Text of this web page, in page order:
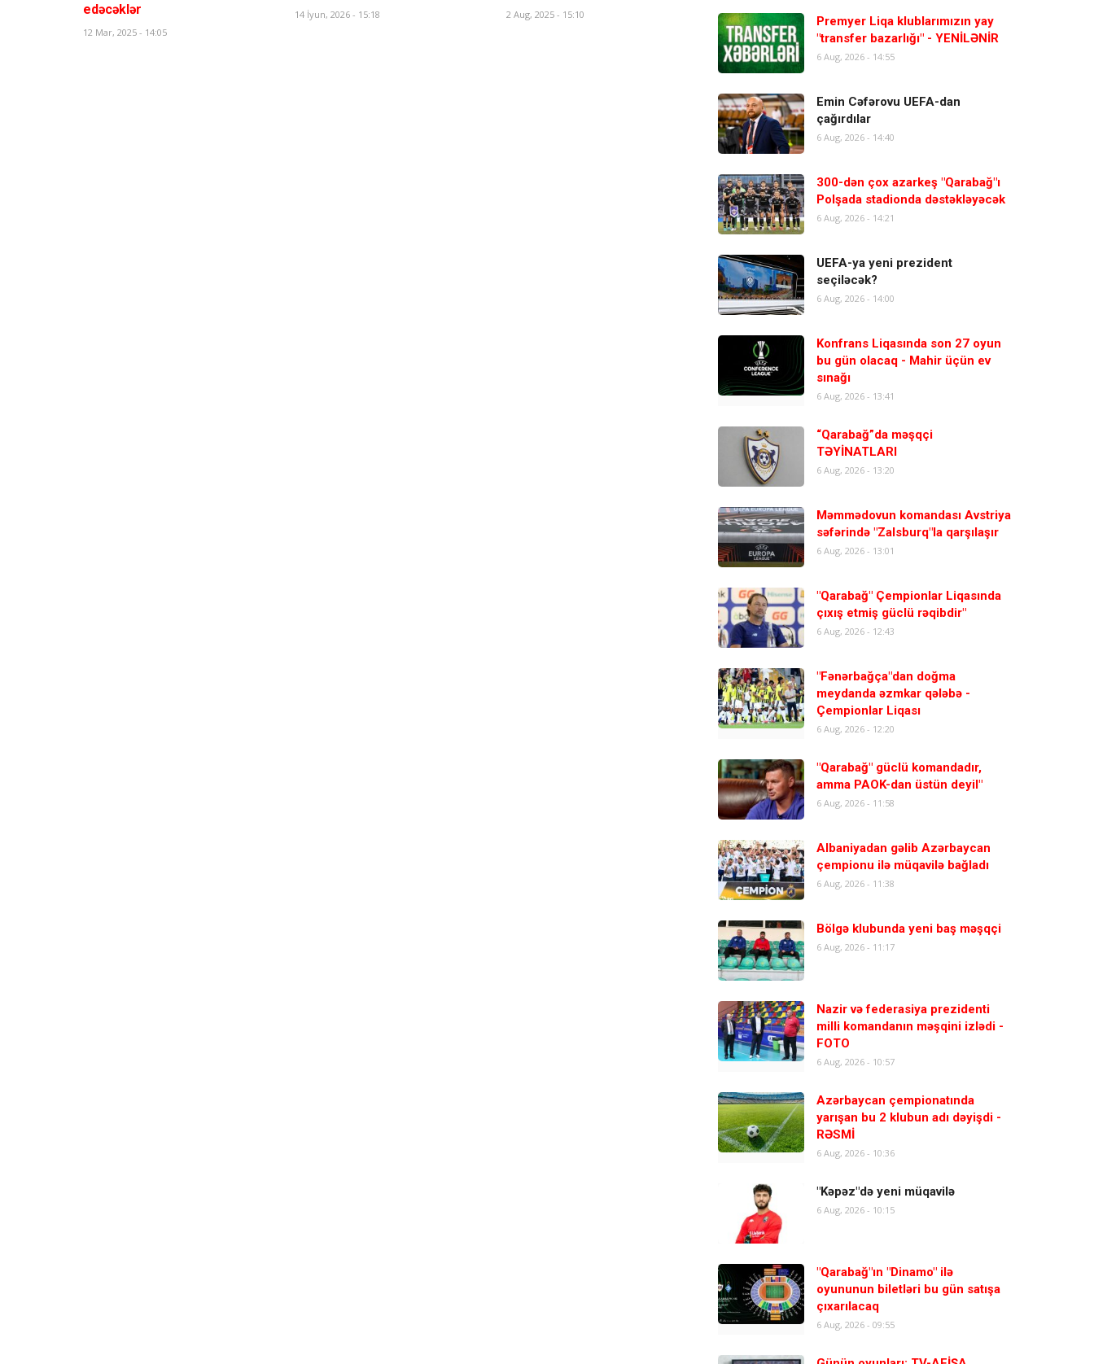
edəcəklər
12 Mar, 2025 - 14:05
14 İyun, 2026 - 15:18 2 Aug, 2025 - 15:10
Premyer Liqa klublarımızın yay
"transfer bazarlığı" - YENİLƏNİR
6 Aug, 2026 - 14:55
Emin Cəfərovu UEFA-dan
çağırdılar
6 Aug, 2026 - 14:40
300-dən çox azarkeş "Qarabağ"ı
Polşada stadionda dəstəkləyəcək
6 Aug, 2026 - 14:21
UEFA-ya yeni prezident
seçiləcək?
6 Aug, 2026 - 14:00
Konfrans Liqasında son 27 oyun
bu gün olacaq - Mahir üçün ev
sınağı
6 Aug, 2026 - 13:41
“Qarabağ”da məşqçi
TƏYİNATLARI
6 Aug, 2026 - 13:20
Məmmədovun komandası Avstriya
səfərində "Zalsburq"la qarşılaşır
6 Aug, 2026 - 13:01
"Qarabağ" Çempionlar Liqasında
çıxış etmiş güclü rəqibdir"
6 Aug, 2026 - 12:43
"Fənərbağça"dan doğma
meydanda əzmkar qələbə -
Çempionlar Liqası
6 Aug, 2026 - 12:20
"Qarabağ" güclü komandadır,
amma PAOK-dan üstün deyil"
6 Aug, 2026 - 11:58
Albaniyadan gəlib Azərbaycan
çempionu ilə müqavilə bağladı
6 Aug, 2026 - 11:38
Bölgə klubunda yeni baş məşqçi
6 Aug, 2026 - 11:17
Nazir və federasiya prezidenti
milli komandanın məşqini izlədi -
FOTO
6 Aug, 2026 - 10:57
Azərbaycan çempionatında
yarışan bu 2 klubun adı dəyişdi -
RƏSMİ
6 Aug, 2026 - 10:36
"Kəpəz"də yeni müqavilə
6 Aug, 2026 - 10:15
"Qarabağ"ın "Dinamo" ilə
oyununun biletləri bu gün satışa
çıxarılacaq
6 Aug, 2026 - 09:55